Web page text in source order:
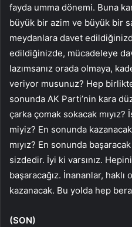
fayda umma dönemi. Buna
büyük bir azim ve büyük bir
meydanlara davet
edildiğinizde, mücadeleye
lazımsanız orada olmaya,
veriyor musunuz? Hep
sonunda AK Parti’nin kara
çarka çomak sokacak
miyiz? En sonunda
mıyız? En sonunda
sizdedir. İyi ki varsınız.
başaracağız. İnananlar,
kazanacak. Bu yolda hep
(SON)